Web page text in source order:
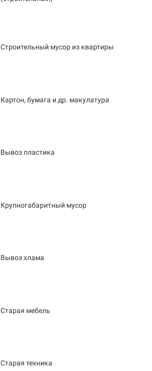
Строительный мусор из квартиры
Картон, бумага и др. макулатура
Вывоз пластика
Крупногабаритный мусор
Вывоз хлама
Старая мебель
Старая техника